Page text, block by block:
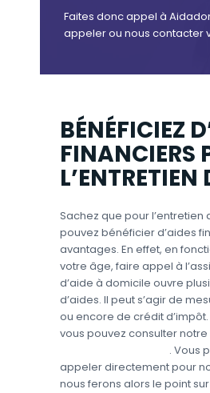
Faites donc appel à
appeler ou nous contacter
BÉNÉFICIEZ
FINANCIERS
Sachez que pour
pouvez bénéficier d’aides
avantages. En effet, en
votre âge, faire appel à
d’aide à domicile ouvre
d’aides. Il peut s’agir de
ou encore de crédit
vous pouvez consulter
. Vous
appeler directement pour
nous ferons alors le point